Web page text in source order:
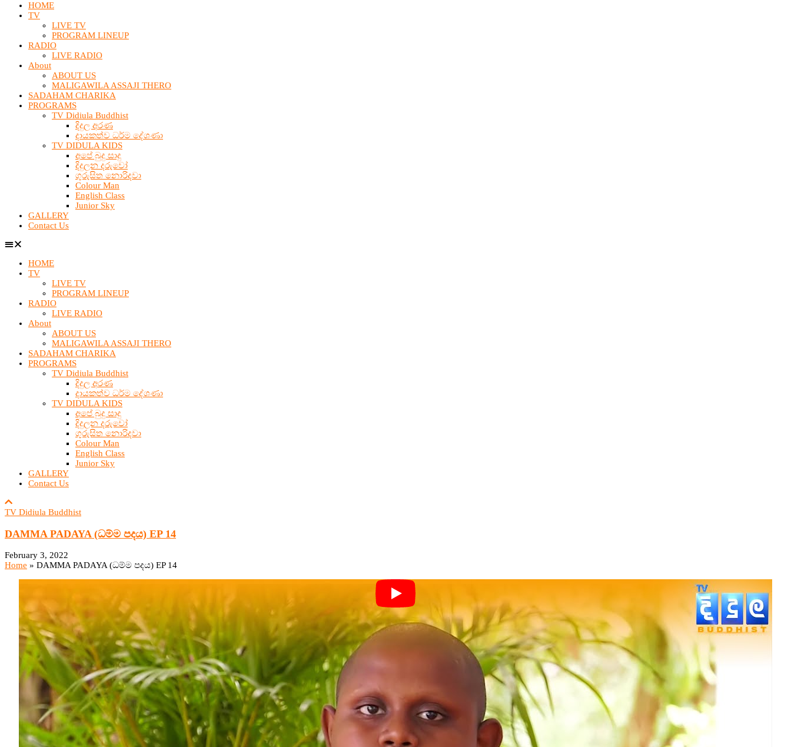
HOME
TV
LIVE TV
PROGRAM LINEUP
RADIO
LIVE RADIO
About
ABOUT US
MALIGAWILA ASSAJI THERO
SADAHAM CHARIKA
PROGRAMS
TV Didiula Buddhist
දිදුල අරණ
දායකත්ව ධර්ම දේශණා
TV DIDULA KIDS
අපේ බුදු සාදු
දිදුලන දරුවෝ
ගුරුසිත නොරිදවා
Colour Man
English Class
Junior Sky
GALLERY
Contact Us
HOME
TV
LIVE TV
PROGRAM LINEUP
RADIO
LIVE RADIO
About
ABOUT US
MALIGAWILA ASSAJI THERO
SADAHAM CHARIKA
PROGRAMS
TV Didiula Buddhist
දිදුල අරණ
දායකත්ව ධර්ම දේශණා
TV DIDULA KIDS
අපේ බුදු සාදු
දිදුලන දරුවෝ
ගුරුසිත නොරිදවා
Colour Man
English Class
Junior Sky
GALLERY
Contact Us
TV Didiula Buddhist
DAMMA PADAYA (ධම්ම පදය) EP 14
February 3, 2022
Home » DAMMA PADAYA (ධම්ම පදය) EP 14